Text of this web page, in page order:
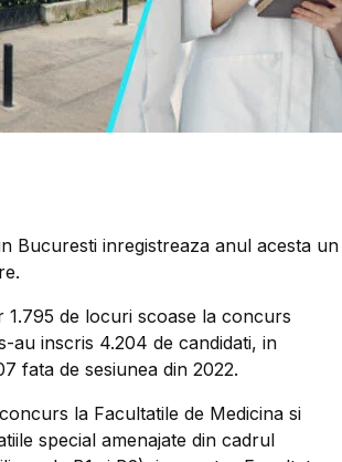
Bucuresti inregistreaza anul acesta un
de locuri scoase la concurs
au inscris 4.204 de candidati, in
fata de sesiunea din 2022.
la Facultatile de Medicina si
special amenajate din cadrul